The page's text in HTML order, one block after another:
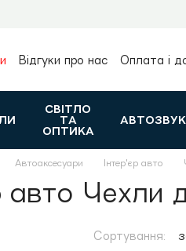
Відгуки про нас
Оплата і
СВІТЛО
ТА
ОПТИКА
АВТОЗВУК
Автоаксесуари Інтер'єр авто
авто Чехли
Сортування: